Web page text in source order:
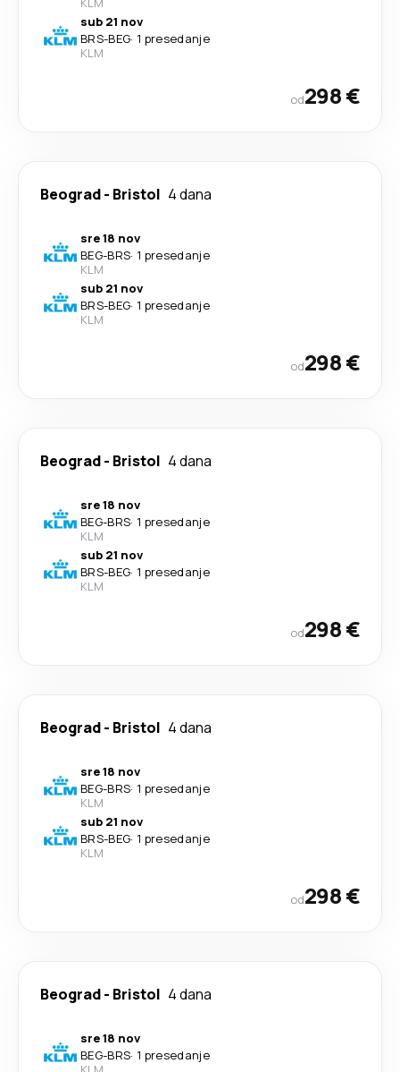
sub 21 nov
BRS-BEG· 1 presedanje
KLM
od298 €
Beograd- Bristol 4 dana
sre 18 nov
BEG-BRS· 1 presedanje
KLM
sub 21 nov
BRS-BEG· 1 presedanje
KLM
od298 €
Beograd- Bristol 4 dana
sre 18 nov
BEG-BRS· 1 presedanje
KLM
sub 21 nov
BRS-BEG· 1 presedanje
KLM
od298 €
Beograd- Bristol 4 dana
sre 18 nov
BEG-BRS· 1 presedanje
KLM
sub 21 nov
BRS-BEG· 1 presedanje
KLM
od298 €
Beograd- Bristol 4 dana
sre 18 nov
BEG-BRS· 1 presedanje